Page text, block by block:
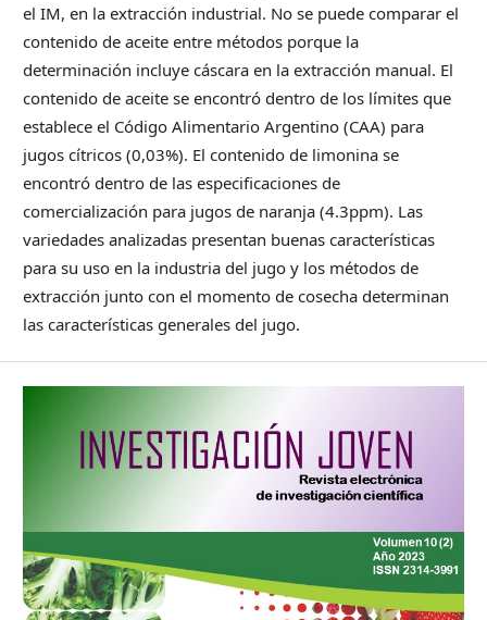
el IM, en la extracción industrial. No se puede comparar el
contenido de aceite entre métodos porque la
determinación incluye cáscara en la extracción manual. El
contenido de aceite se encontró dentro de los límites que
establece el Código Alimentario Argentino (CAA) para
jugos cítricos (0,03%). El contenido de limonina se
encontró dentro de las especificaciones de
comercialización para jugos de naranja (4.3ppm). Las
variedades analizadas presentan buenas características
para su uso en la industria del jugo y los métodos de
extracción junto con el momento de cosecha determinan
las características generales del jugo.